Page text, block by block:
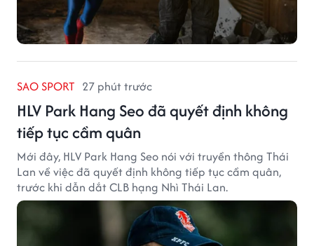
SAO SPORT 27 phút trước
HLV Park Hang Seo đã quyết định không
tiếp tục cầm quân
Mới đây, HLV Park Hang Seo nói với truyền thông Thái
Lan về việc đã quyết định không tiếp tục cầm quân,
trước khi dẫn dắt CLB hạng Nhì Thái Lan.